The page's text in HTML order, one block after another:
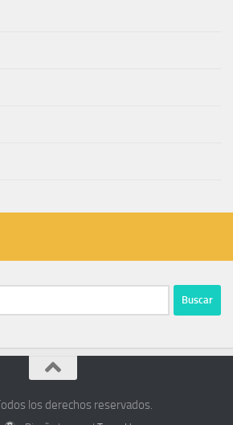
los derechos reservados.